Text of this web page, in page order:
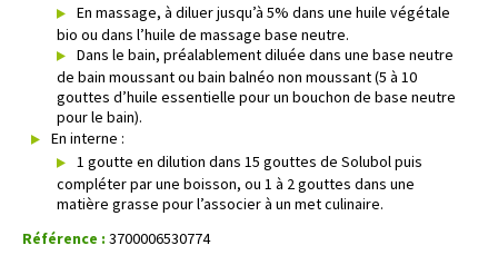
En massage, à diluer jusqu’à 5% dans une huile végétale
bio ou dans l’huile de massage base neutre.
Dans le bain, préalablement diluée dans une base neutre
de bain moussant ou bain balnéo non moussant (5 à 10
gouttes d’huile essentielle pour un bouchon de base neutre
pour le bain).
En interne :
1 goutte en dilution dans 15 gouttes de Solubol puis
compléter par une boisson, ou 1 à 2 gouttes dans une
matière grasse pour l’associer à un met culinaire.
Référence : 3700006530774